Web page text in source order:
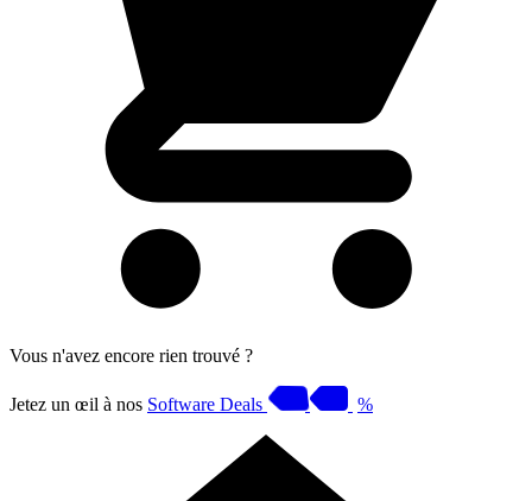
Vous n'avez encore rien trouvé ?
Jetez un œil à nos Software Deals %